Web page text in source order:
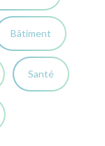
Bâtiment
Santé